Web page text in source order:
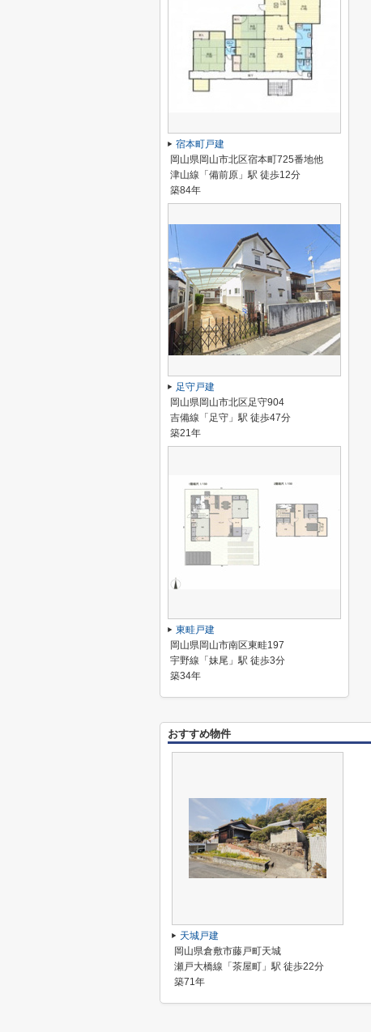
宿本町戸建
岡山県岡山市北区宿本町725番地他
津山線「備前原」駅 徒歩12分
築84年
足守戸建
岡山県岡山市北区足守904
吉備線「足守」駅 徒歩47分
築21年
東畦戸建
岡山県岡山市南区東畦197
宇野線「妹尾」駅 徒歩3分
築34年
おすすめ物件
天城戸建
岡山県倉敷市藤戸町天城
瀬戸大橋線「茶屋町」駅 徒歩22分
築71年